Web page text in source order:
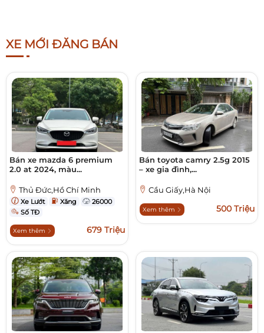
XE MỚI ĐĂNG BÁN
Bán xe mazda 6 premium
2.0 at 2024, màu...
Thủ Đức,Hồ Chí Minh
Xe Lướt Xăng
26000
Số TĐ
Xem thêm 679 Triệu
Bán toyota camry 2.5g 2015
– xe gia đình,...
Cầu Giấy,Hà Nội
Xem thêm 500 Triệu